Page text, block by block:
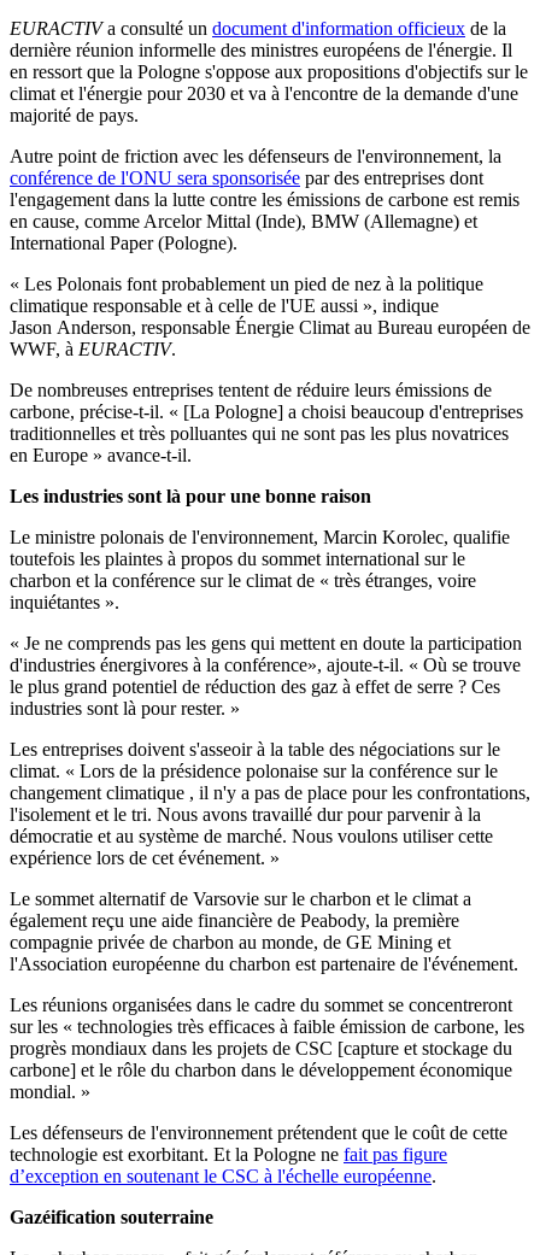
EURACTIVa consulté un document d'information officieux de la
dernière réunion informelle des ministres européens de l'énergie. Il
en ressort que la Pologne s'oppose aux propositions d'objectifs sur le
climat et l'énergie pour 2030 et va à l'encontre de la demande d'une
majorité de pays.
Autre point de friction avec les défenseurs de l'environnement, la
conférence de l'ONU sera sponsorisée par des entreprises dont
l'engagement dans la lutte contre les émissions de carbone est remis
en cause, comme Arcelor Mittal (Inde), BMW (Allemagne) et
International Paper (Pologne).
« Les Polonais font probablement un pied de nez à la politique
climatique responsable et à celle de l'UE aussi », indique
Jason Anderson, responsable Énergie Climat au Bureau européen de
WWF, à EURACTIV.
De nombreuses entreprises tentent de réduire leurs émissions de
carbone, précise-t-il. « [La Pologne] a choisi beaucoup d'entreprises
traditionnelles et très polluantes qui ne sont pas les plus novatrices
en Europe » avance-t-il.
Les industries sont là pour une bonne raison
Le ministre polonais de l'environnement, Marcin Korolec, qualifie
toutefois les plaintes à propos du sommet international sur le
charbon et la conférence sur le climat de « très étranges, voire
inquiétantes ».
« Je ne comprends pas les gens qui mettent en doute la participation
d'industries énergivores à la conférence», ajoute-t-il. « Où se trouve
le plus grand potentiel de réduction des gaz à effet de serre ? Ces
industries sont là pour rester. »
Les entreprises doivent s'asseoir à la table des négociations sur le
climat. « Lors de la présidence polonaise sur la conférence sur le
changement climatique , il n'y a pas de place pour les confrontations,
l'isolement et le tri. Nous avons travaillé dur pour parvenir à la
démocratie et au système de marché. Nous voulons utiliser cette
expérience lors de cet événement. »
Le sommet alternatif de Varsovie sur le charbon et le climat a
également reçu une aide financière de Peabody, la première
compagnie privée de charbon au monde, de GE Mining et
l'Association européenne du charbon est partenaire de l'événement.
Les réunions organisées dans le cadre du sommet se concentreront
sur les « technologies très efficaces à faible émission de carbone, les
progrès mondiaux dans les projets de CSC [capture et stockage du
carbone] et le rôle du charbon dans le développement économique
mondial. »
Les défenseurs de l'environnement prétendent que le coût de cette
technologie est exorbitant. Et la Pologne ne fait pas figure
d’exception en soutenant le CSC à l'échelle européenne.
Gazéification souterraine